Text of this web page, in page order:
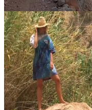
Tamraght, Marocco
ritiro avventura di
Preparati a vivere una
esperienze
avventura, cultura locale e
500,00 €